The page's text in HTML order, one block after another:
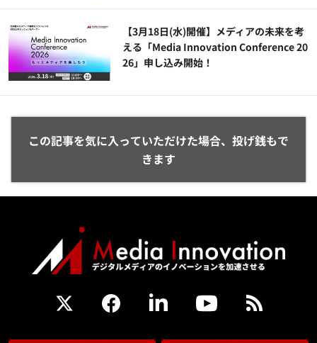
【3月18日(水)開催】メディアの未来を考
える「Media Innovation Conference 20
26」申し込み開始！
この記事を気に入っていただけた場合、投げ銭もで
きます